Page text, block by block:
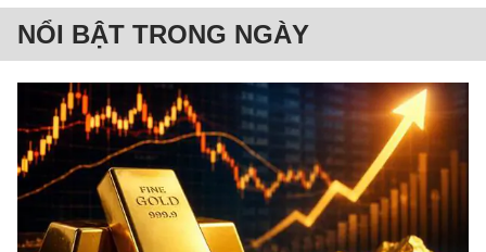
NỔI BẬT TRONG NGÀY